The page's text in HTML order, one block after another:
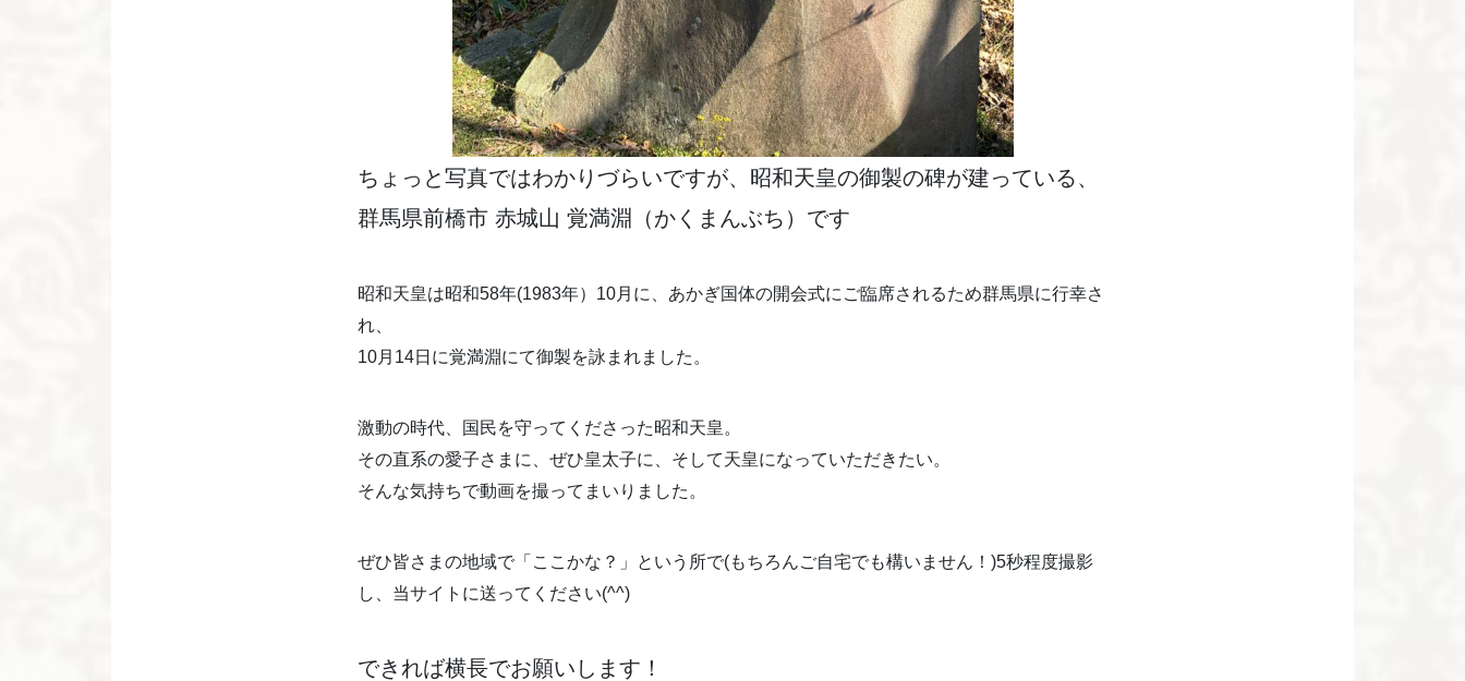
ちょっと写真ではわかりづらいですが、昭和天皇の御製の碑が建っている、
群馬県前橋市 赤城山 覚満淵（かくまんぶち）です
昭和天皇は昭和58年(1983年）10月に、あかぎ国体の開会式にご臨席されるため群馬県に行幸さ
れ、
10月14日に覚満淵にて御製を詠まれました。
激動の時代、国民を守ってくださった昭和天皇。
その直系の愛子さまに、ぜひ皇太子に、そして天皇になっていただきたい。
そんな気持ちで動画を撮ってまいりました。
ぜひ皆さまの地域で「ここかな？」という所で(もちろんご自宅でも構いません！)5秒程度撮影
し、当サイトに送ってください(^^)
できれば横長でお願いします！